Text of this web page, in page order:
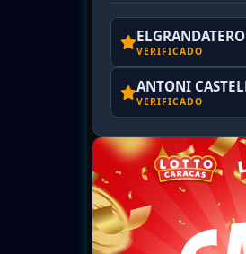
VERIFICADO
ANTONI
VERIFICADO